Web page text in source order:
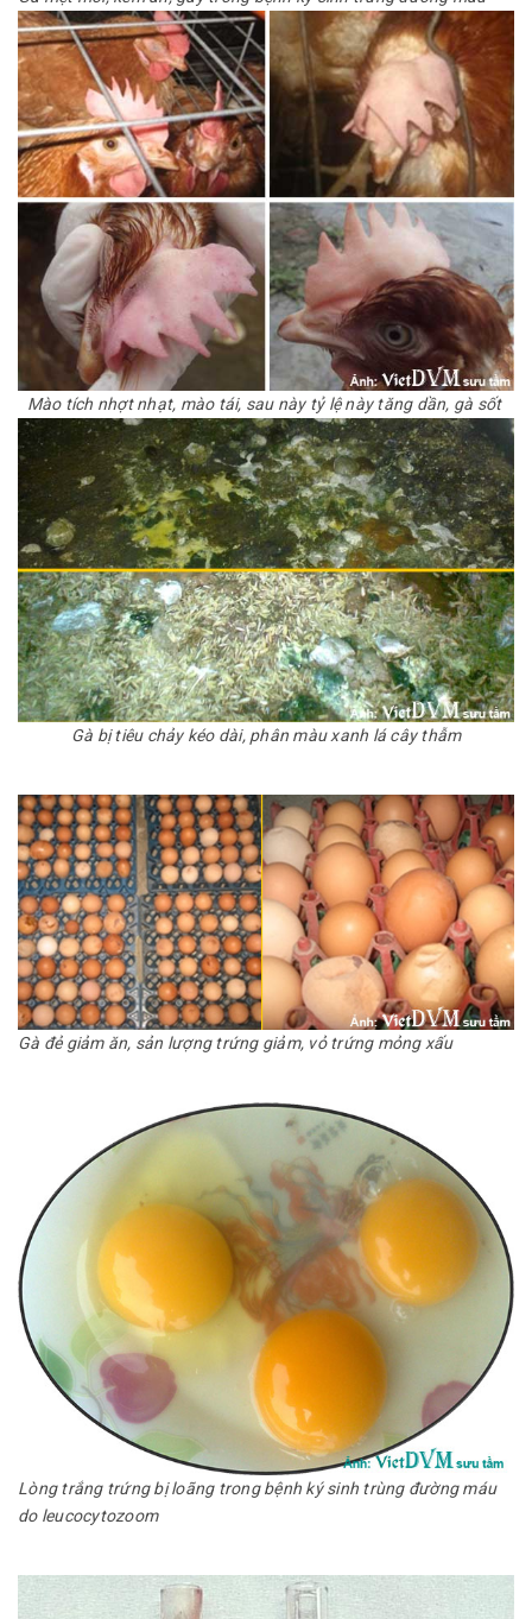
Mào tích nhợt nhạt, mào tái, sau này tỷ lệ này tăng dần, gà sốt
Gà bị tiêu chảy kéo dài, phân màu xanh lá cây thẫm
Gà đẻ giảm ăn, sản lượng trứng giảm, vỏ trứng mỏng xấu
Lòng trắng trứng bị loãng trong bệnh ký sinh trùng đường máu
do leucocytozoom